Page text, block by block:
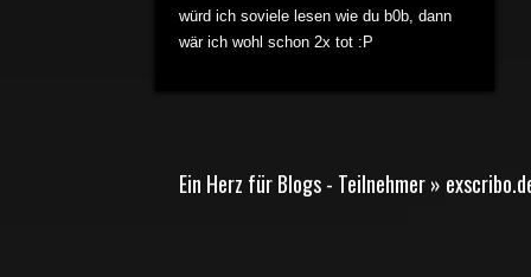
würd ich soviele lesen wie du b0b, dann
wär ich wohl schon 2x tot :P
Ein Herz für Blogs - Teilnehmer »